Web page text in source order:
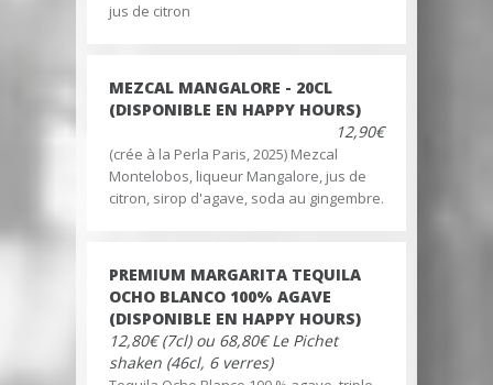
jus de citron
MEZCAL MANGALORE - 20CL
(DISPONIBLE EN HAPPY HOURS)
12,90€
(crée à la Perla Paris, 2025) Mezcal
Montelobos, liqueur Mangalore, jus de
citron, sirop d'agave, soda au gingembre.
PREMIUM MARGARITA TEQUILA
OCHO BLANCO 100% AGAVE
(DISPONIBLE EN HAPPY HOURS)
12,80€ (7cl) ou 68,80€ Le Pichet
shaken (46cl, 6 verres)